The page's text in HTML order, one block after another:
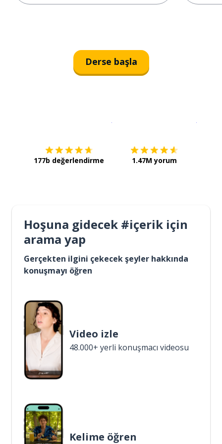
Derse başla
177b değerlendirme 1.47M yorum
Hoşuna gidecek #içerik için
arama yap
Gerçekten ilgini çekecek şeyler hakkında
konuşmayı öğren
Video izle
48.000+ yerli konuşmacı videosu
Kelime öğren